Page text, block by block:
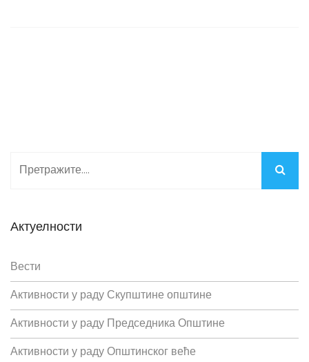
Актуелности
Вести
Активности у раду Скупштине општине
Активности у раду Председника Општине
Активности у раду Општинског веће